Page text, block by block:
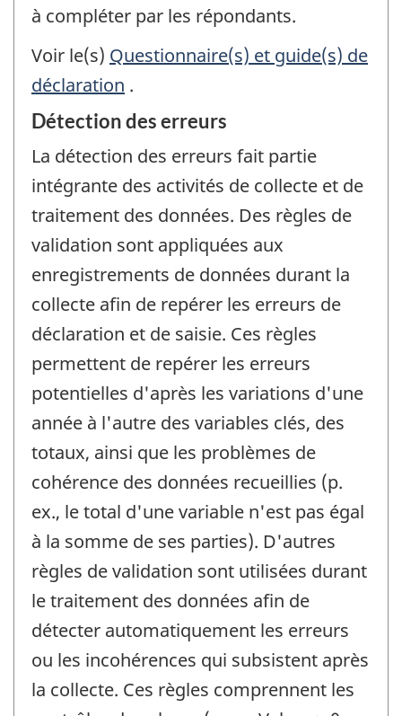
à compléter par les répondants.
Voir le(s) Questionnaire(s) et guide(s) de
déclaration .
Détection des erreurs
La détection des erreurs fait partie
intégrante des activités de collecte et de
traitement des données. Des règles de
validation sont appliquées aux
enregistrements de données durant la
collecte afin de repérer les erreurs de
déclaration et de saisie. Ces règles
permettent de repérer les erreurs
potentielles d'après les variations d'une
année à l'autre des variables clés, des
totaux, ainsi que les problèmes de
cohérence des données recueillies (p.
ex., le total d'une variable n'est pas égal
à la somme de ses parties). D'autres
règles de validation sont utilisées durant
le traitement des données afin de
détecter automatiquement les erreurs
ou les incohérences qui subsistent après
la collecte. Ces règles comprennent les